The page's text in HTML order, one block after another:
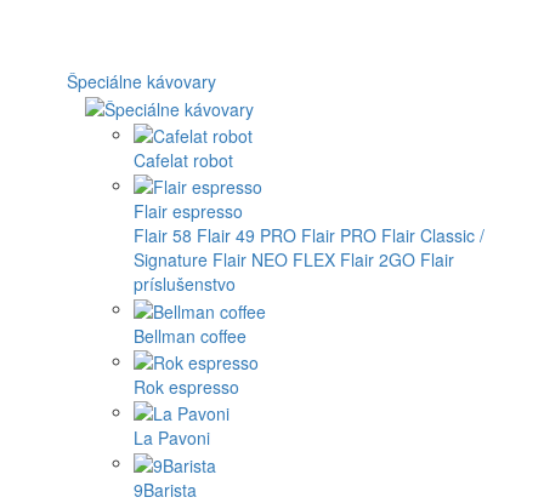
Špeciálne kávovary
Cafelat robot
Flair espresso
Flair 58 Flair 49 PRO Flair PRO Flair Classic /
Signature Flair NEO FLEX Flair 2GO Flair
príslušenstvo
Bellman coffee
Rok espresso
La Pavoni
9Barista